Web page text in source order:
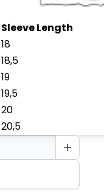
Sleeve Length
18
18,5
19
19,5
20
20,5